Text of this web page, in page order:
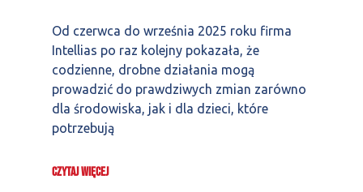
Od czerwca do września 2025 roku firma
Intellias po raz kolejny pokazała, że
codzienne, drobne działania mogą
prowadzić do prawdziwych zmian zarówno
dla środowiska, jak i dla dzieci, które
potrzebują
CZYTAJ WIĘCEJ